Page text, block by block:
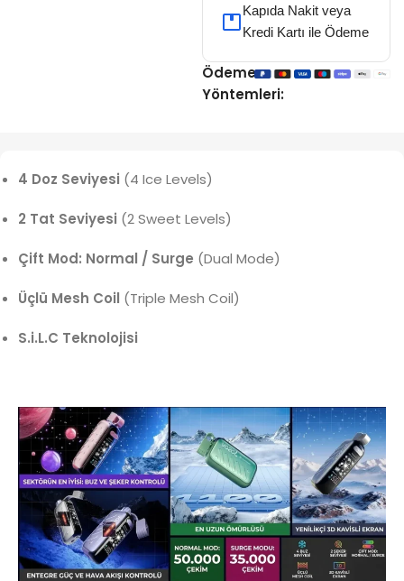
Kapıda Nakit veya
Kredi Kartı ile Ödeme
Ödeme
Yöntemleri:
4 Doz Seviyesi (4 Ice Levels)
2 Tat Seviyesi (2 Sweet Levels)
Çift Mod: Normal / Surge (Dual Mode)
Üçlü Mesh Coil (Triple Mesh Coil)
S.i.L.C Teknolojisi